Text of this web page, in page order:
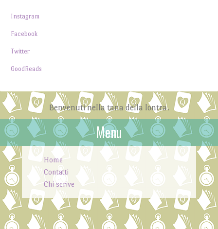
Instagram
Facebook
Twitter
GoodReads
Benvenuti nella tana della lontra.
Menu
Skip to content
Home
Contatti
Chi scrive